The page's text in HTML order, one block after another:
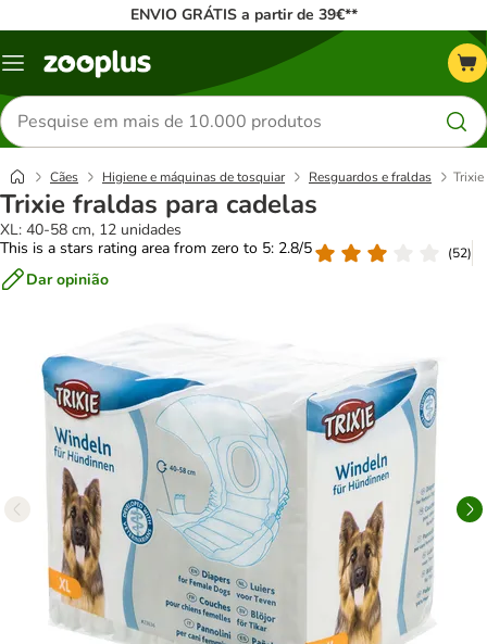
ENVIO GRÁTIS a partir de 39€**
Menu
Pesquisar
produtos
Cães Higiene e máquinas de tosquiar Resguardos e fraldas
Trixie fraldas para cadelas
XL: 40-58 cm, 12 unidades
This is a stars rating area from zero to 5: 2.8/5
(52)
Dar opinião